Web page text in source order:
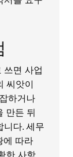
쓰면 사업
씨앗이
하거나
만든 뒤
니다. 세무
에 따라